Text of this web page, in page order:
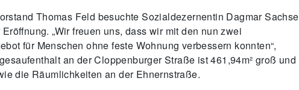
Thomas Feld besuchte Sozialdezernentin Dagmar Sachse
„Wir freuen uns, dass wir mit den nun zwei
für Menschen ohne feste Wohnung verbessern konnten“,
an der Cloppenburger Straße ist 461,94m² groß und
die Räumlichkeiten an der Ehnernstraße.